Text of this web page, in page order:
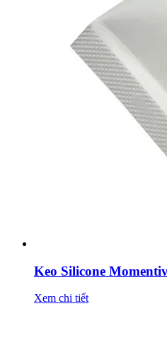
Keo Silicone
Xem chi tiết